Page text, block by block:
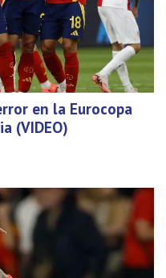
en la Eurocopa
(VIDEO)